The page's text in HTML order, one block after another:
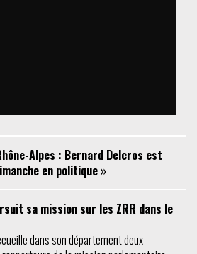
Alpes : Bernard Delcros est
en politique »
sa mission sur les ZRR dans le
dans son département deux